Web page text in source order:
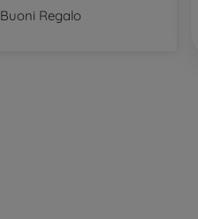
Buoni Regalo